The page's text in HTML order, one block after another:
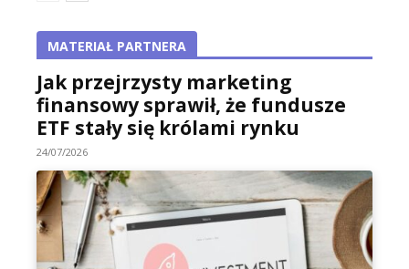
MATERIAŁ PARTNERA
Jak przejrzysty marketing
finansowy sprawił, że fundusze
ETF stały się królami rynku
24/07/2026